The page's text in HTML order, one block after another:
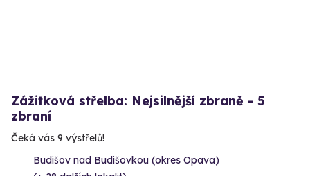
Zážitková střelba: Nejsilnější zbraně - 5
zbraní
Čeká vás 9 výstřelů!
Budišov nad Budišovkou (okres Opava)